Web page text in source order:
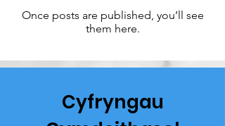
Once posts are published, you’ll see
them here.
Cyfryngau